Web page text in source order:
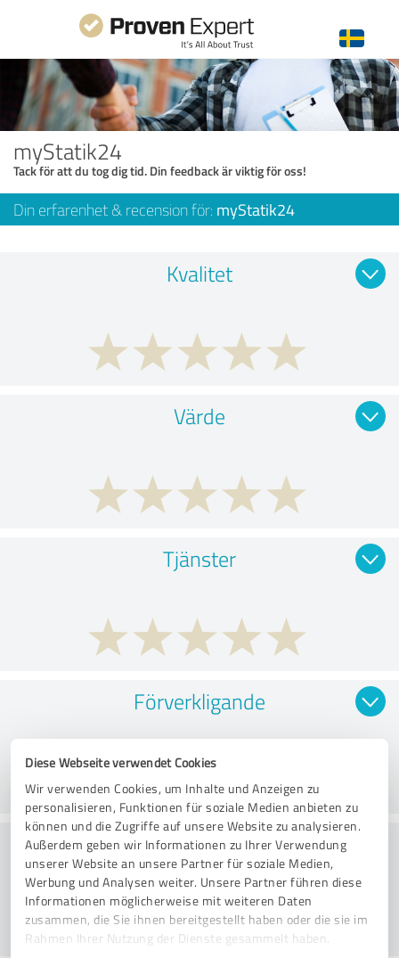
Diese Webseite verwendet Cookies
Wir verwenden Cookies, um Inhalte und Anzeigen zu
personalisieren, Funktionen für soziale Medien anbieten zu
können und die Zugriffe auf unsere Website zu analysieren.
Außerdem geben wir Informationen zu Ihrer Verwendung
unserer Website an unsere Partner für soziale Medien,
Werbung und Analysen weiter. Unsere Partner führen diese
Informationen möglicherweise mit weiteren Daten
zusammen, die Sie ihnen bereitgestellt haben oder die sie im
Rahmen Ihrer Nutzung der Dienste gesammelt haben.
myStatik24
Tack för att du tog dig tid. Din feedback är viktig för oss!
Din erfarenhet & recension för: myStatik24
Kvalitet
Värde
Tjänster
Förverkligande
Rådgivning